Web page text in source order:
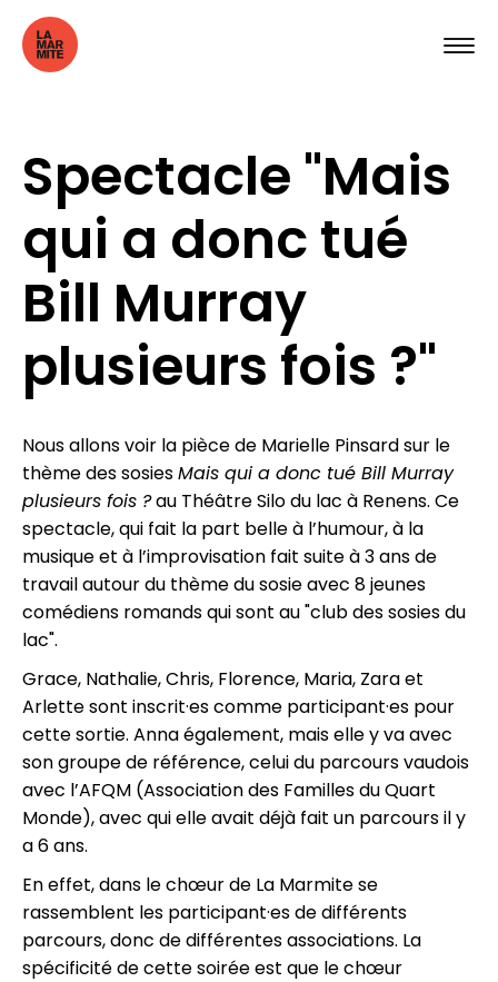
Spectacle "Mais
qui a donc tué
Bill Murray
plusieurs fois ?"
Nous allons voir la pièce de Marielle Pinsard sur le
thème des sosiesMais qui a donc tué Bill Murray
plusieurs fois ?au Théâtre Silo du lac à Renens. Ce
spectacle, qui fait la part belle à l’humour, à la
musique et à l’improvisation fait suite à 3 ans de
travail autour du thème du sosie avec 8 jeunes
comédiens romands qui sont au "club des sosies du
lac".
Grace, Nathalie, Chris, Florence, Maria, Zara et
Arlette sont inscrit·es comme participant·es pour
cette sortie. Anna également, mais elle y va avec
son groupe de référence, celui du parcours vaudois
avec l’AFQM (Association des Familles du Quart
Monde), avec qui elle avait déjà fait un parcours il y
a 6 ans.
En effet, dans le chœur de La Marmite se
rassemblent les participant·es de différents
parcours, donc de différentes associations. La
spécificité de cette soirée est que le chœur